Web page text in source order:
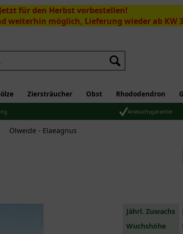
Jetzt für den Herbst vorbestellen!
weiterhin möglich, Lieferung wieder ab KW
Suchen
Ziersträucher Obst Rhododendron
Anwuchsgarantie
Ölweide - Elaeagnus
Jährl. Zuwachs
Wuchshöhe